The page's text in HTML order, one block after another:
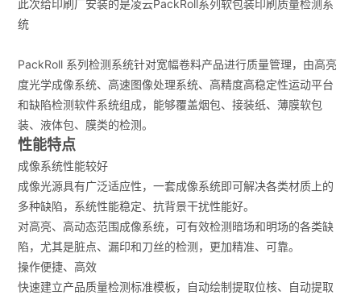
此次给印刷厂安装的是凌云PackRoll系列软包装印刷质量检测系
统
PackRoll 系列检测系统针对宽幅卷料产品进行质量管理，由高亮
度光学成像系统、高速图像处理系统、高精度高稳定性运动平台
和缺陷检测软件系统组成，能够覆盖烟包、接装纸、薄膜软包
装、液体包、膜类的检测。
性能特点
成像系统性能较好
成像光源具有广泛适应性，一套成像系统即可解决各类材质上的
多种缺陷，系统性能稳定、抗背景干扰性能好。
对高亮、高动态范围成像系统，可有效检测暗场和明场的各类缺
陷，尤其是脏点、漏印和刀丝的检测，更加精准、可靠。
操作便捷、高效
快速建立产品质量检测标准模板，自动绘制提取位核、自动提取